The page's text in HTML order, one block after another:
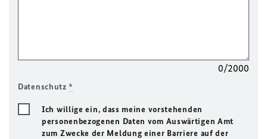
0/2000
Datenschutz*
Ich willige ein, dass meine vorstehenden
personenbezogenen Daten vom Auswärtigen Amt
zum Zwecke der Meldung einer Barriere auf der